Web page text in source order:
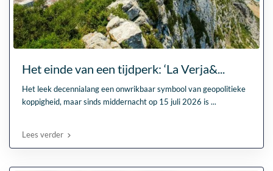
Het einde van een tijdperk: ‘La Verja&...
Het leek decennialang een onwrikbaar symbool van geopolitieke
koppigheid, maar sinds middernacht op 15 juli 2026 is...
Lees verder